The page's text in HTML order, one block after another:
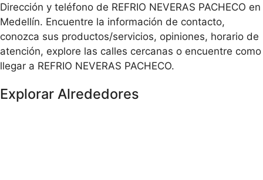
Dirección y teléfono de REFRIO NEVERAS PACHECO en
Medellín. Encuentre la información de contacto,
conozca sus productos/servicios, opiniones, horario de
atención, explore las calles cercanas o encuentre como
llegar a REFRIO NEVERAS PACHECO.
Explorar Alrededores